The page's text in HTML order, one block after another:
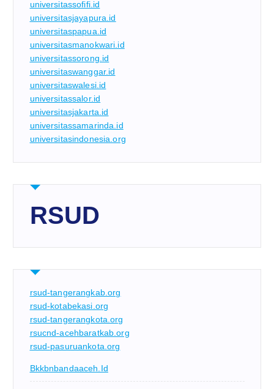
universitassofifi.id
universitasjayapura.id
universitaspapua.id
universitasmanokwari.id
universitassorong.id
universitaswanggar.id
universitaswalesi.id
universitassalor.id
universitasjakarta.id
universitassamarinda.id
universitasindonesia.org
RSUD
rsud-tangerangkab.org
rsud-kotabekasi.org
rsud-tangerangkota.org
rsucnd-acehbaratkab.org
rsud-pasuruankota.org
Bkkbnbandaaceh.id